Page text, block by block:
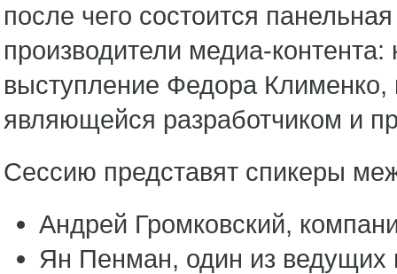
после чего состоится
производители медиа-
выступление Федора Клименко,
являющейся разработчиком и
Сессию представят спикеры
Андрей Громковский,
Ян Пенман, один из